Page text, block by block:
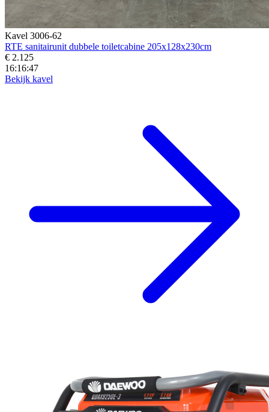
Kavel 3006-62
RTE sanitairunit dubbele toiletcabine 205x128x230cm
€ 2.125
16:16:45
Bekijk kavel